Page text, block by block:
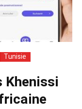
Tunisie
Khenissi